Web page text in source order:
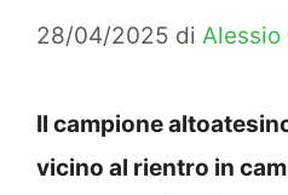
28/04/2025 di Alessio
Il campione
vicino al rientro in